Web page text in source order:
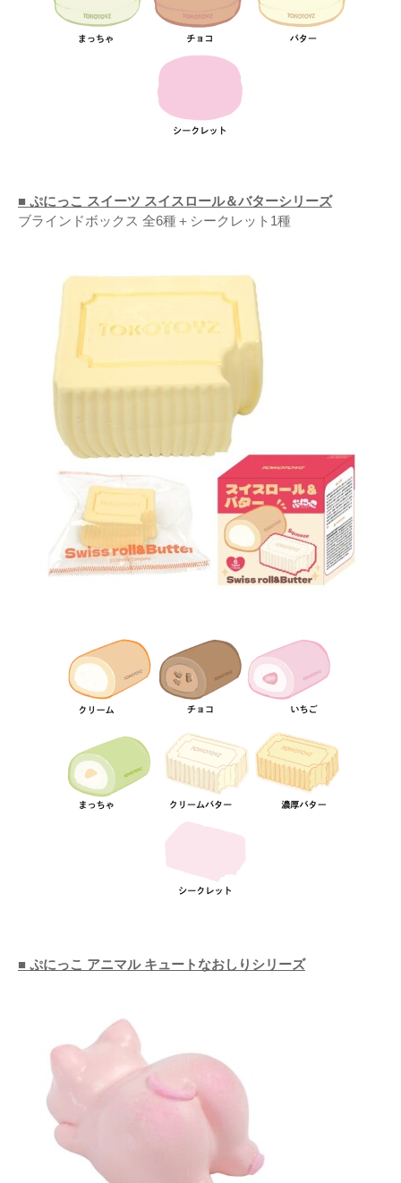
■ ぷにっこ スイーツ スイスロール＆バターシリーズ
ブラインドボックス 全6種＋シークレット1種
■ ぷにっこ アニマル キュートなおしりシリーズ